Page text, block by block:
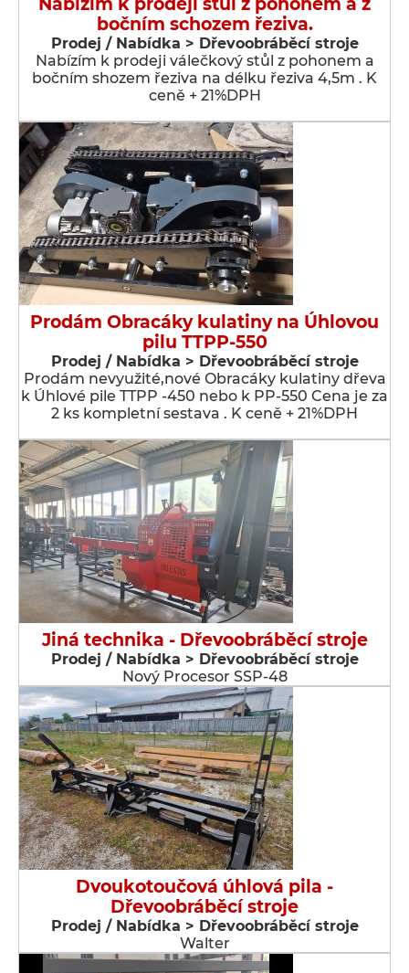
bočním schozem řeziva.
Prodej / Nabídka > Dřevoobráběcí stroje
Nabízím k prodeji válečkový stůl z pohonem a
bočním shozem řeziva na délku řeziva 4,5m . K
ceně + 21%DPH
Prodám Obracáky kulatiny na Úhlovou
pilu TTPP-550
Prodej / Nabídka > Dřevoobráběcí stroje
Prodám nevyužité,nové Obracáky kulatiny dřeva
k Úhlové pile TTPP -450 nebo k PP-550 Cena je za
2 ks kompletní sestava . K ceně + 21%DPH
Jiná technika - Dřevoobráběcí stroje
Prodej / Nabídka > Dřevoobráběcí stroje
Nový Procesor SSP-48
Dvoukotoučová úhlová pila -
Dřevoobráběcí stroje
Prodej / Nabídka > Dřevoobráběcí stroje
Walter